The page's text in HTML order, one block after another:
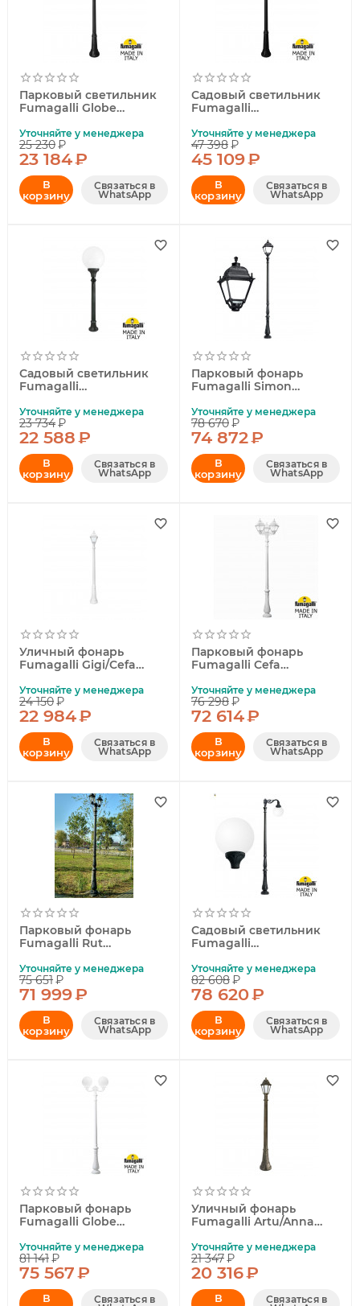
Парковый светильник
Fumagalli Globe
Уточняйте у менеджера
25 230₽
23 184₽
В
корзину
Связаться в
WhatsApp
Садовый светильник
Fumagalli
Уточняйте у менеджера
47 398₽
45 109₽
В
корзину
Связаться в
WhatsApp
Садовый светильник
Fumagalli
Уточняйте у менеджера
23 734₽
22 588₽
В
корзину
Связаться в
WhatsApp
Парковый фонарь
Fumagalli Simon
Уточняйте у менеджера
78 670₽
74 872₽
В
корзину
Связаться в
WhatsApp
Уличный фонарь
Fumagalli Gigi/Cefa
Уточняйте у менеджера
24 150₽
22 984₽
В
корзину
Связаться в
WhatsApp
Парковый фонарь
Fumagalli Cefa
Уточняйте у менеджера
76 298₽
72 614₽
В
корзину
Связаться в
WhatsApp
Парковый фонарь
Fumagalli Rut
Уточняйте у менеджера
75 651₽
71 999₽
В
корзину
Связаться в
WhatsApp
Садовый светильник
Fumagalli
Уточняйте у менеджера
82 608₽
78 620₽
В
корзину
Связаться в
WhatsApp
Парковый фонарь
Fumagalli Globe
Уточняйте у менеджера
81 141₽
75 567₽
В
Связаться в
Уличный фонарь
Fumagalli Artu/Anna
Уточняйте у менеджера
21 347₽
20 316₽
В
Связаться в